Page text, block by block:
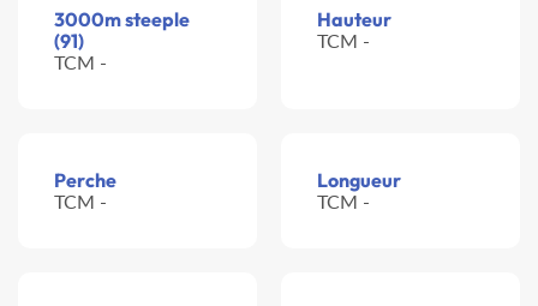
3000m steeple
(91)
TCM -
Hauteur
TCM -
Perche
TCM -
Longueur
TCM -